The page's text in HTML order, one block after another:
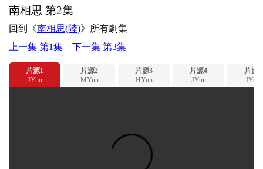
南相思 第2集
回到《南相思(陸)》所有劇集
上一集 第1集
下一集 第3集
片源1
JYun
片源2
MYun
片源3
HYun
片源4
JYun
片源5
IYun